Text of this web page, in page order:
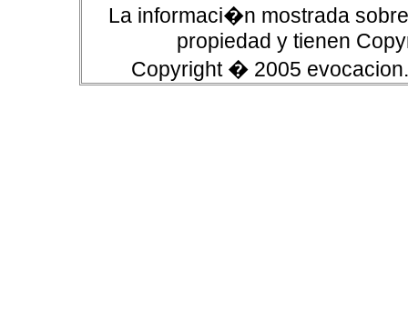
La informaci�n mostrada
propiedad y tienen
Copyright � 2005